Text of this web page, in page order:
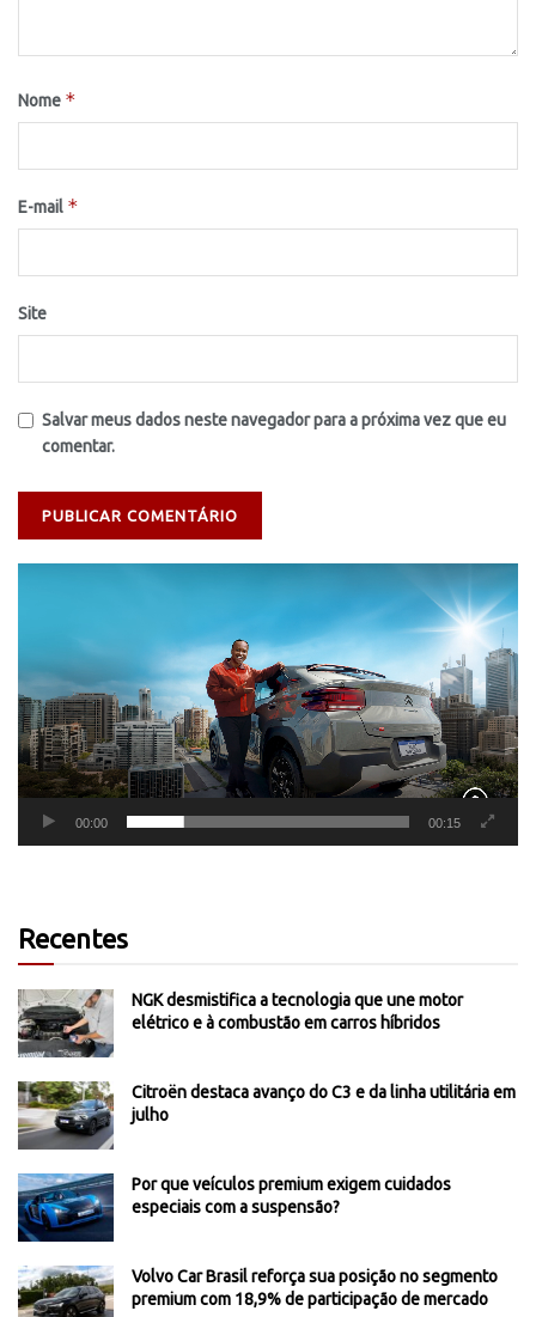
Nome *
E-mail *
Site
Salvar meus dados neste navegador para a próxima vez que eu
comentar.
00:00 00:15
Recentes
NGK desmistifica a tecnologia que une motor
elétrico e à combustão em carros híbridos
Citroën destaca avanço do C3 e da linha utilitária em
julho
Por que veículos premium exigem cuidados
especiais com a suspensão?
Volvo Car Brasil reforça sua posição no segmento
premium com 18,9% de participação de mercado